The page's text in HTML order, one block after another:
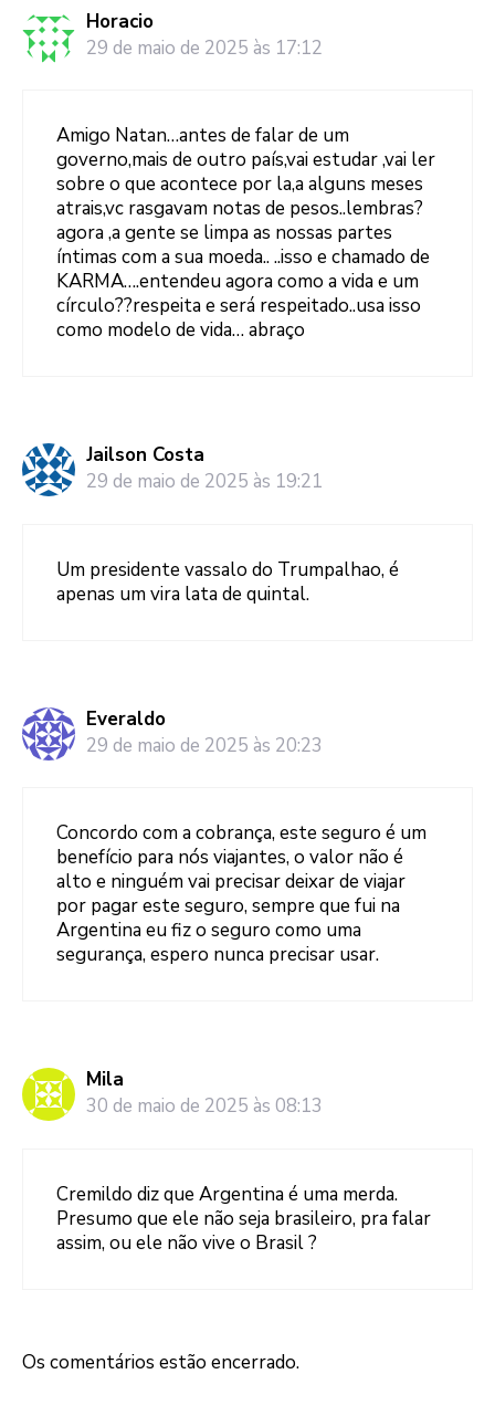
Horacio
29 de maio de 2025 às 17:12
Amigo Natan…antes de falar de um
governo,mais de outro país,vai estudar ,vai ler
sobre o que acontece por la,a alguns meses
atrais,vc rasgavam notas de pesos..lembras?
agora ,a gente se limpa as nossas partes
íntimas com a sua moeda.. ..isso e chamado de
KARMA….entendeu agora como a vida e um
círculo??respeita e será respeitado..usa isso
como modelo de vida… abraço
Jailson Costa
29 de maio de 2025 às 19:21
Um presidente vassalo do Trumpalhao, é
apenas um vira lata de quintal.
Everaldo
29 de maio de 2025 às 20:23
Concordo com a cobrança, este seguro é um
benefício para nós viajantes, o valor não é
alto e ninguém vai precisar deixar de viajar
por pagar este seguro, sempre que fui na
Argentina eu fiz o seguro como uma
segurança, espero nunca precisar usar.
Mila
30 de maio de 2025 às 08:13
Cremildo diz que Argentina é uma merda.
Presumo que ele não seja brasileiro, pra falar
assim, ou ele não vive o Brasil ?
Os comentários estão encerrado.